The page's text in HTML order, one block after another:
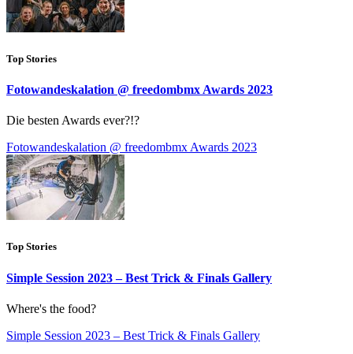
Top Stories
Fotowandeskalation @ freedombmx Awards 2023
Die besten Awards ever?!?
Fotowandeskalation @ freedombmx Awards 2023
Top Stories
Simple Session 2023 – Best Trick & Finals Gallery
Where's the food?
Simple Session 2023 – Best Trick & Finals Gallery